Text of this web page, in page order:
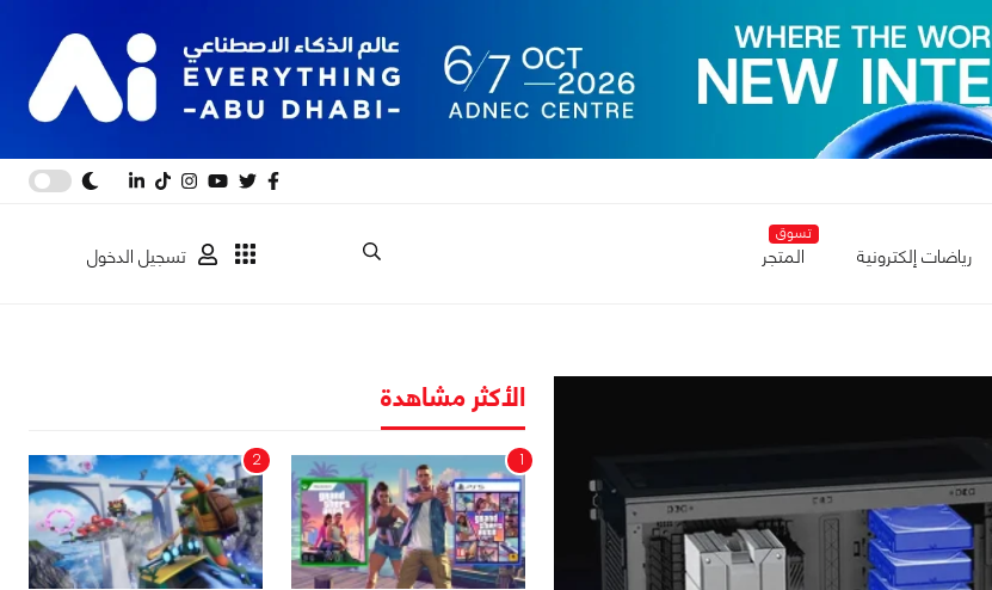
رياضات إلكترونية
تسوق
المتجر تسجيل الدخول
الأكثر مشاهدة
1
2